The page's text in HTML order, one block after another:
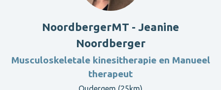
NoordbergerMT - Jeanine
Noordberger
Musculoskeletale kinesitherapie en Manueel
therapeut